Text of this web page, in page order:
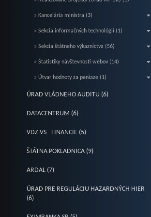
» Kancelária ministra (3)
» Sekcia informačných technológií (1)
» Sekcia štátneho výkazníctva (56)
» Štatistiky návštevnosti webov (14)
» Útvar hodnoty za peniaze (1)
ÚRAD VLÁDNEHO AUDITU (6)
DATACENTRUM (6)
VDZ VS - FINANCIE (5)
ŠTÁTNA POKLADNICA (9)
ARDAL (7)
ÚRAD PRE REGULÁCIU HAZARDNÝCH HIER
(6)